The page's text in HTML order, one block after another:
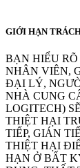
GIỚI HẠN
BẠN HIỂU
NHÂN VIÊN,
ĐẠI LÝ,
NHÀ CUNG
LOGITECH)
THIỆT HẠI
TIẾP, GIÁN
THIỆT HẠI
HẠN Ở BẤT